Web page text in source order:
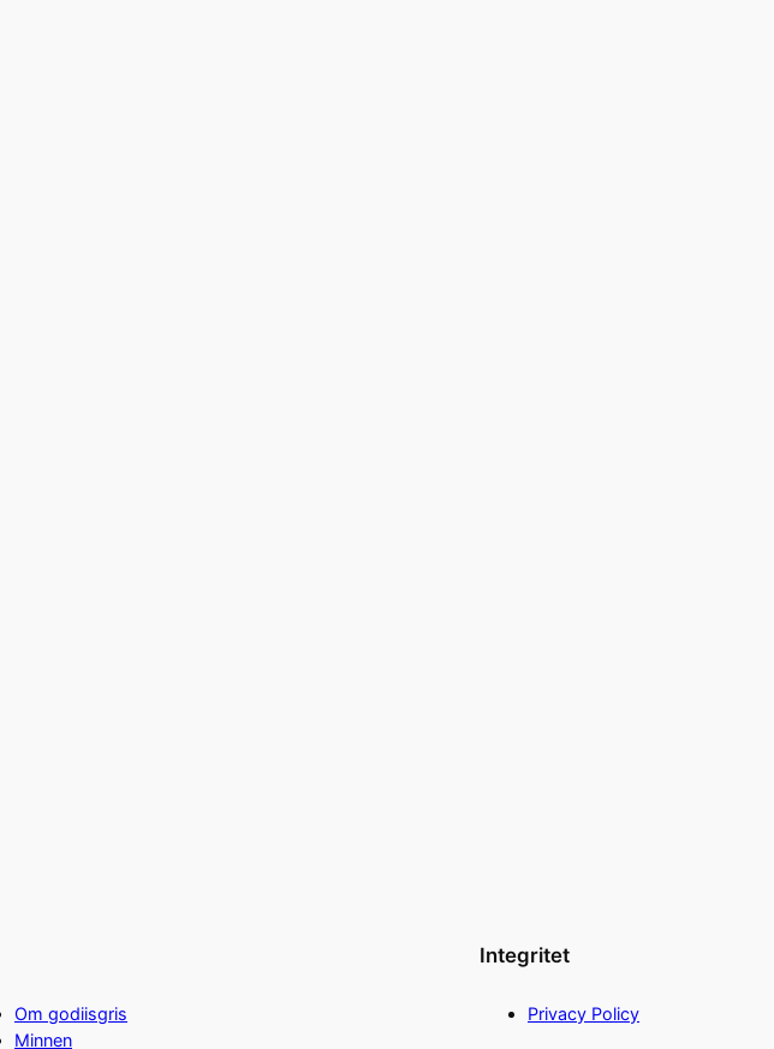
Om godiisgris
Minnen
Integritet
Privacy Policy